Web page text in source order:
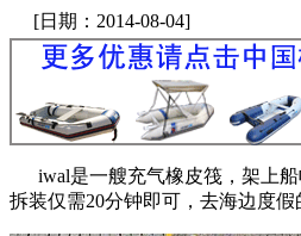
[日期：2014-08-04]
iwal是一艘充气橡皮筏，架上船
拆装仅需20分钟即可，去海边度假